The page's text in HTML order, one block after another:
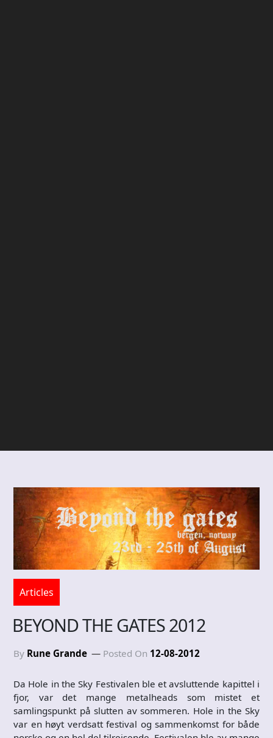
Articles
BEYOND THE GATES 2012
By Rune Grande Posted On 12-08-2012
Da Hole in the Sky Festivalen ble et avsluttende kapittel i
fjor, var det mange metalheads som mistet et
samlingspunkt på slutten av sommeren. Hole in the Sky
var en høyt verdsatt festival og sammenkomst for både